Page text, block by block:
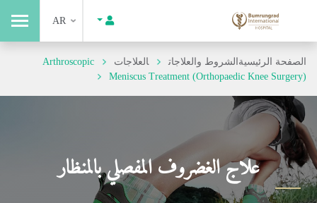
AR
الصفحة الرئيسيةالشروط والعلاجات العلاجات
Arthroscopic
Meniscus Treatment (Orthopaedic Knee Surgery)
علاج الغضروف المفصلي بالمنظار